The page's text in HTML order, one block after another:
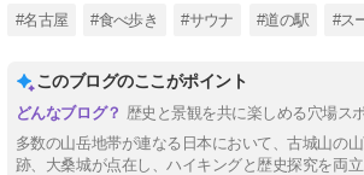
#名古屋 #食べ歩き #サウナ #道の駅 #ス
このブログのここがポイント
歴史と景観を共に楽しめる穴場ス
多数の山岳地帯が連なる日本において、古城山の
跡、大桑城が点在し、ハイキングと歴史探究を両